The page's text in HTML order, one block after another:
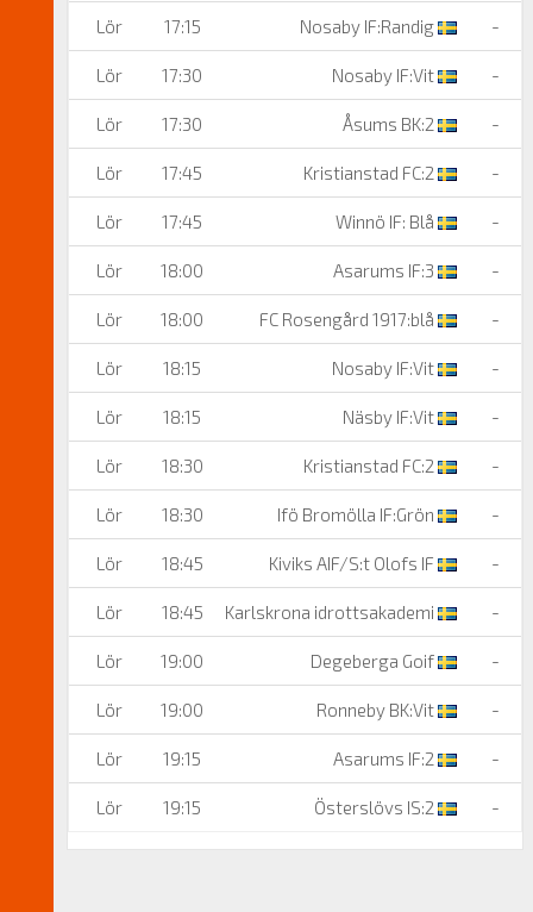
Lör 17:15 Nosaby IF:Randig -
Lör 17:30 Nosaby IF:Vit -
Lör 17:30 Åsums BK:2 -
Lör 17:45 Kristianstad FC:2 -
Lör 17:45 Winnö IF: Blå -
Lör 18:00 Asarums IF:3 -
Lör 18:00 FC Rosengård 1917:blå -
Lör 18:15 Nosaby IF:Vit -
Lör 18:15 Näsby IF:Vit -
Lör 18:30 Kristianstad FC:2 -
Lör 18:30 Ifö Bromölla IF:Grön -
Lör 18:45 Kiviks AIF/S:t Olofs IF -
Lör 18:45 Karlskrona idrottsakademi -
Lör 19:00 Degeberga Goif -
Lör 19:00 Ronneby BK:Vit -
Lör 19:15 Asarums IF:2 -
Lör 19:15 Österslövs IS:2 -